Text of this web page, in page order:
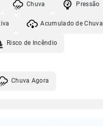
Chuva Pressão
Acumulado de Chuva
Risco de Incêndio
Chuva Agora